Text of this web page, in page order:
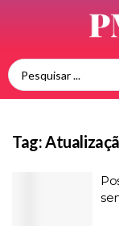
Tag: